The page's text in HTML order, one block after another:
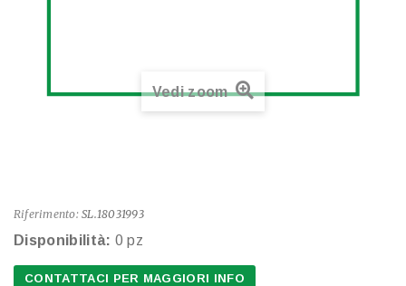
Vedi zoom
Riferimento: SL.18031993
Disponibilità: 0 pz
CONTATTACI PER MAGGIORI INFO